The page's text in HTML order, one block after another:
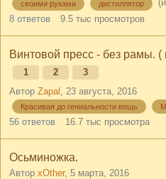
своими руками дистиллятор
8 ответов 9.5 тыс просмотров
Винтовой пресс - без рамы.
1 2
3
Автор Zapal 23 августа, 2016
Красивая до гениальности вещь
56 ответов 16.7 тыс просмотра
Осьминожка.
Автор xOther, 5 марта, 2016